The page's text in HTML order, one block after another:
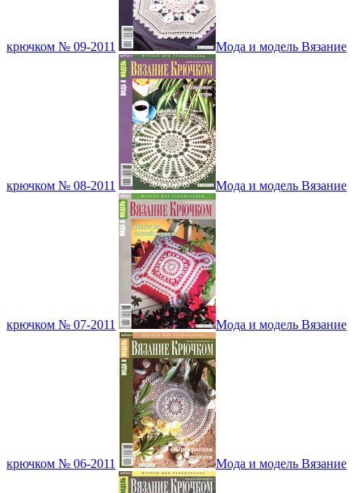
крючком № 09-2011 Мода и модель Вязание
крючком № 08-2011 Мода и модель Вязание
крючком № 07-2011 Мода и модель Вязание
крючком № 06-2011 Мода и модель Вязание